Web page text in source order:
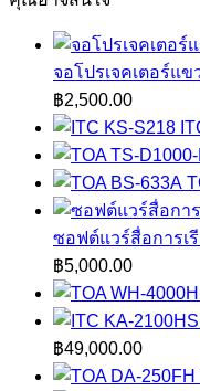
จอโปรเจคเตอร์แ
฿2,500.00
ซอฟต์แวร์สื่อการเ
฿5,000.00
฿49,000.00Price
range: